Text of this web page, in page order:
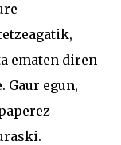
ematen diren
Gaur egun,